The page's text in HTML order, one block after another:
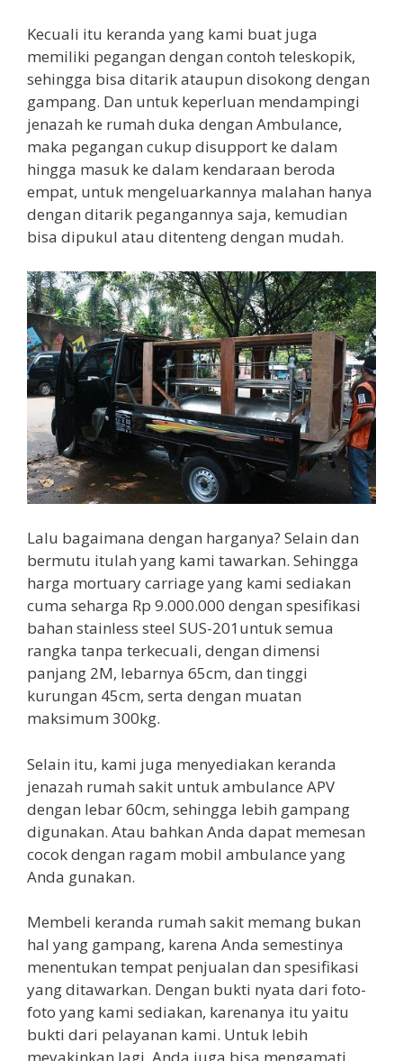
Kecuali itu keranda yang kami buat juga
memiliki pegangan dengan contoh teleskopik,
sehingga bisa ditarik ataupun disokong dengan
gampang. Dan untuk keperluan mendampingi
jenazah ke rumah duka dengan Ambulance,
maka pegangan cukup disupport ke dalam
hingga masuk ke dalam kendaraan beroda
empat, untuk mengeluarkannya malahan hanya
dengan ditarik pegangannya saja, kemudian
bisa dipukul atau ditenteng dengan mudah.
Lalu bagaimana dengan harganya? Selain dan
bermutu itulah yang kami tawarkan. Sehingga
harga mortuary carriage yang kami sediakan
cuma seharga Rp 9.000.000 dengan spesifikasi
bahan stainless steel SUS-201untuk semua
rangka tanpa terkecuali, dengan dimensi
panjang 2M, lebarnya 65cm, dan tinggi
kurungan 45cm, serta dengan muatan
maksimum 300kg.
Selain itu, kami juga menyediakan keranda
jenazah rumah sakit untuk ambulance APV
dengan lebar 60cm, sehingga lebih gampang
digunakan. Atau bahkan Anda dapat memesan
cocok dengan ragam mobil ambulance yang
Anda gunakan.
Membeli keranda rumah sakit memang bukan
hal yang gampang, karena Anda semestinya
menentukan tempat penjualan dan spesifikasi
yang ditawarkan. Dengan bukti nyata dari foto-
foto yang kami sediakan, karenanya itu yaitu
bukti dari pelayanan kami. Untuk lebih